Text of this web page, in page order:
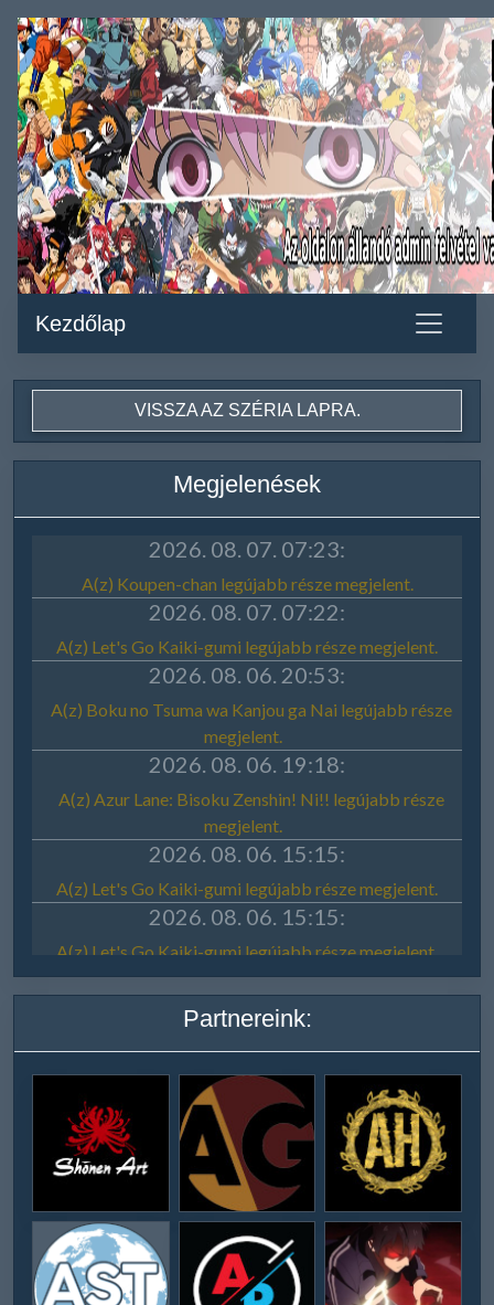
Kezdőlap
VISSZA AZ SZÉRIA LAPRA.
Megjelenések
Partnereink: